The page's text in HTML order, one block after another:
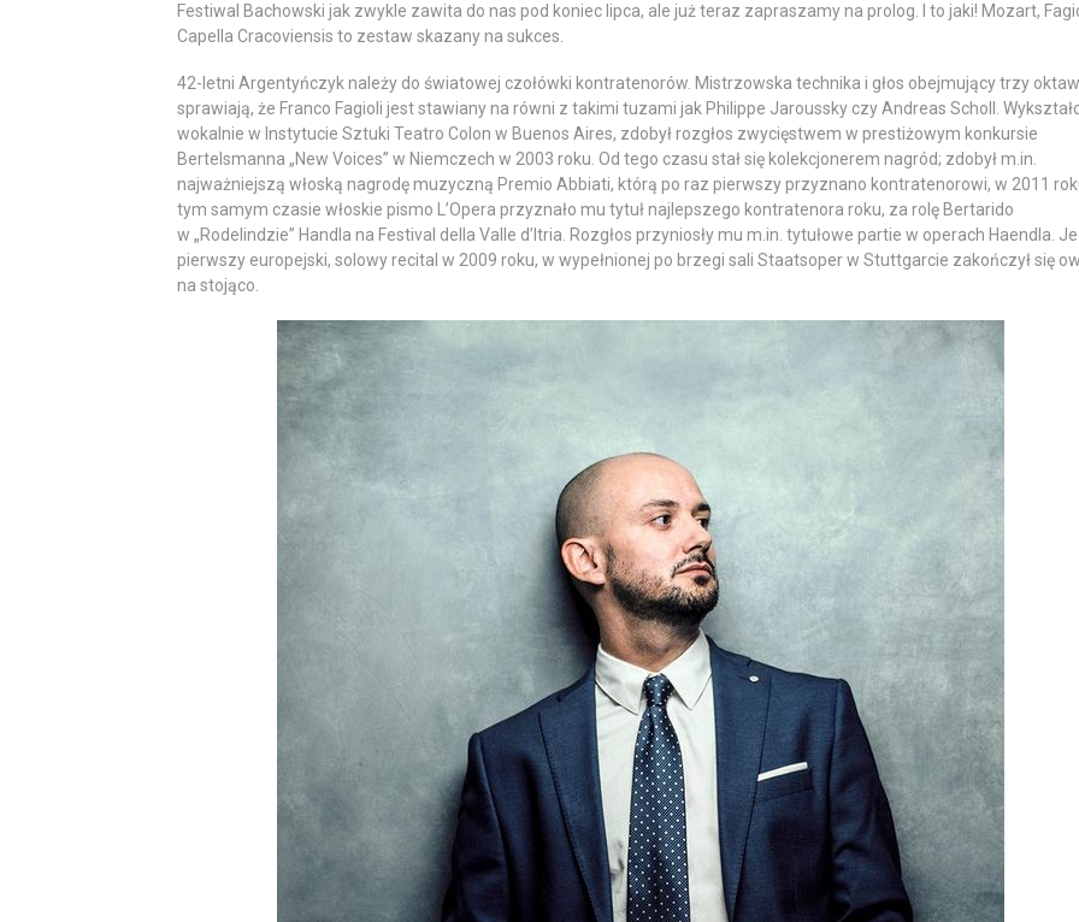
Festiwal Bachowski jak zwykle zawita do nas pod koniec lipca, ale już teraz zapraszamy na prolog. I to jaki! Mozart,
Capella Cracoviensis to zestaw skazany na sukces.
42-letni Argentyńczyk należy do światowej czołówki kontratenorów. Mistrzowska technika i głos obejmujący trzy
sprawiają, że Franco Fagioli jest stawiany na równi z takimi tuzami jak Philippe Jaroussky czy Andreas Scholl.
wokalnie w Instytucie Sztuki Teatro Colon w Buenos Aires, zdobył rozgłos zwycięstwem w prestiżowym konkursie
Bertelsmanna „New Voices” w Niemczech w 2003 roku. Od tego czasu stał się kolekcjonerem nagród; zdobył m.in.
najważniejszą włoską nagrodę muzyczną Premio Abbiati, którą po raz pierwszy przyznano kontratenorowi, w 2011
tym samym czasie włoskie pismo L’Opera przyznało mu tytuł najlepszego kontratenora roku, za rolę Bertarido
w „Rodelindzie” Handla na Festival della Valle d’Itria. Rozgłos przyniosły mu m.in. tytułowe partie w operach Haendla.
pierwszy europejski, solowy recital w 2009 roku, w wypełnionej po brzegi sali Staatsoper w Stuttgarcie zakończył się
na stojąco.